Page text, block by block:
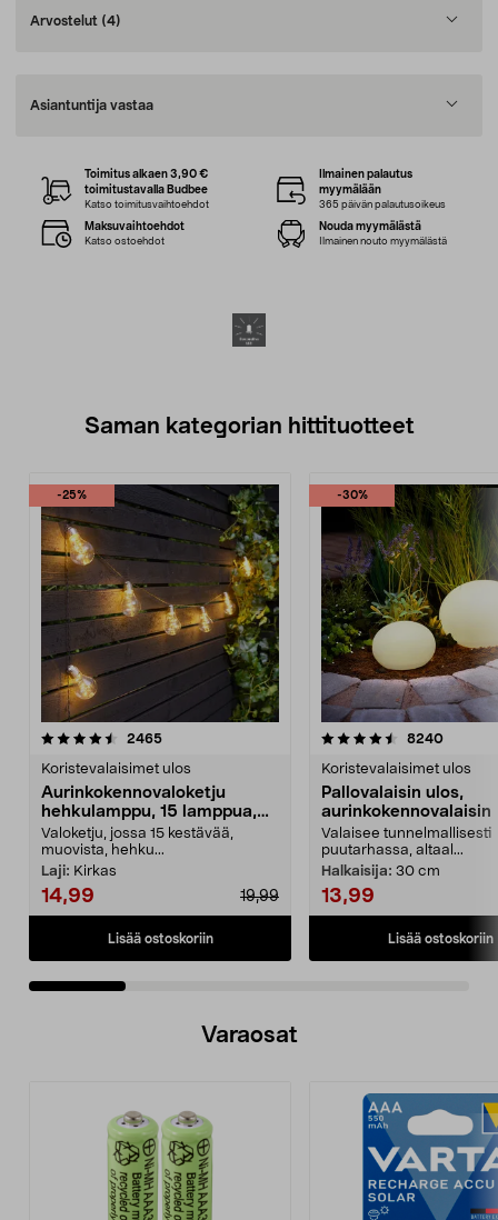
Arvostelut (4)
Asiantuntija vastaa
Toimitus alkaen 3,90 €
toimitustavalla Budbee
Katso toimitusvaihtoehdot
Ilmainen palautus
myymälään
365 päivän palautusoikeus
Maksuvaihtoehdot
Katso ostoehdot
Nouda myymälästä
Ilmainen nouto myymälästä
Saman kategorian hittituotteet
-25%
2465arvostelut
Koristevalaisimet ulos
Aurinkokennovaloketju
hehkulamppu, 15 lamppua,
7,2 m
Valoketju, jossa 15 kestävää,
muovista, hehku...
Laji: Kirkas
14,99 19,99
Lisää ostoskoriin
-30%
4.5 viidestä
8240
Koristevalaisimet ulos
Pallovalaisin ulos,
aurinkokennovalaisin
Valaisee tunnelmallisesti
puutarhassa, altaal...
Halkaisija: 30 cm
13,99
Lisää ostoskoriin
4.5 viidestä
Varaosat